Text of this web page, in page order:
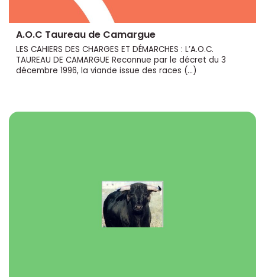
A.O.C Taureau de Camargue
LES CAHIERS DES CHARGES ET DÉMARCHES : L’A.O.C.
TAUREAU DE CAMARGUE Reconnue par le décret du 3
décembre 1996, la viande issue des races (…)